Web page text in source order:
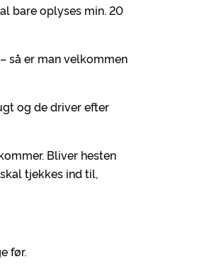
bare oplyses min. 20
så er man velkommen
og de driver efter
Bliver hesten
tjekkes ind til,
før.